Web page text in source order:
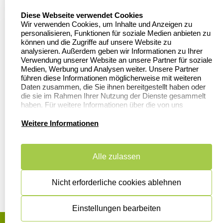
Asterlager Straße 97
47228 Duisburg
Deutschland
Bewerten Sie uns
Sitemap
Stempel in
Deutschland
Informationen
Dateivorgaben
Datenschutzerklärung
Widerrufsrecht
Kundenservice
Widerruf &
Rückgabe
Diese Webseite verwendet Cookies
Wir verwenden Cookies, um Inhalte und Anzeigen zu
personalisieren, Funktionen für soziale Medien anbieten zu
können und die Zugriffe auf unsere Website zu
analysieren. Außerdem geben wir Informationen zu Ihrer
Verwendung unserer Website an unsere Partner für soziale
Medien, Werbung und Analysen weiter. Unsere Partner
führen diese Informationen möglicherweise mit weiteren
Daten zusammen, die Sie ihnen bereitgestellt haben oder
die sie im Rahmen Ihrer Nutzung der Dienste gesammelt
haben. Für weitere Informationen über die von uns
Datenschutzerklärung.
Weitere Informationen
Alle zulassen
Nicht erforderliche cookies ablehnen
Einstellungen bearbeiten